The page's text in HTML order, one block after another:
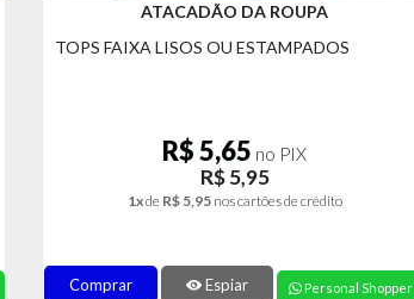
ATACADÃO DA ROUPA
TOPS FAIXA LISOS OU ESTAMPADOS
R$ 5,65 no PIX
R$ 5,95
1xde R$ 5,95 nos cartões de crédito
Comprar Espiar Personal Shopper